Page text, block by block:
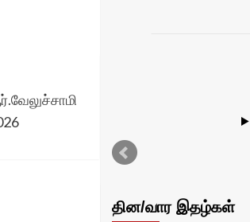
தின/வார இதழ்கள்